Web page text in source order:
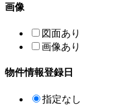
画像
図面あり
画像あり
物件情報登録日
指定なし